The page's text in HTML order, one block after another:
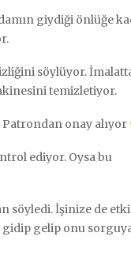
giydiği önlüğe
söylüyor.
temizletiyor.
onay alıyor
ediyor. Oysa bu
söyledi. İşinize de
gelip onu